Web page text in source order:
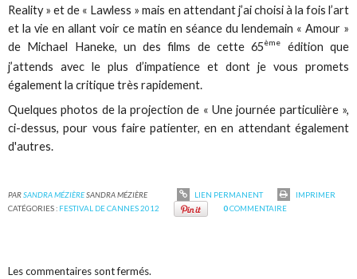
Reality » et de « Lawless » mais en attendant j’ai choisi à la fois l’art
et la vie en allant voir ce matin en séance du lendemain « Amour »
de Michael Haneke, un des films de cette 65ème
édition que
j’attends avec le plus d’impatience et dont je vous promets
également la critique très rapidement.
Quelques photos de la projection de « Une journée particulière »,
ci-dessus, pour vous faire patienter, en en attendant également
d'autres.
PARSANDRA MÉZIÈRESANDRA MÉZIÈRE LIEN PERMANENT
IMPRIMER
CATÉGORIES : FESTIVAL DE CANNES 2012 0COMMENTAIRE
Les commentaires sont fermés.